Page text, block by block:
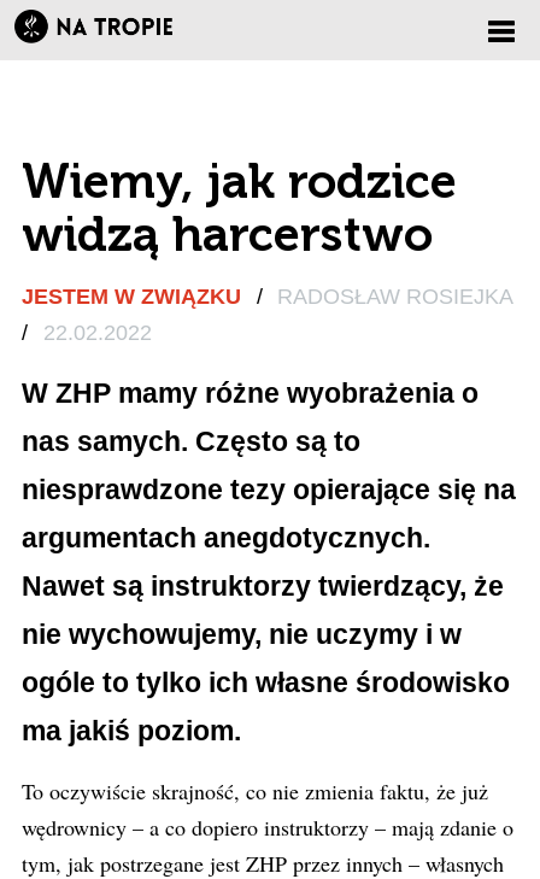
Wiemy, jak rodzice
widzą harcerstwo
JESTEM W ZWIĄZKU /
RADOSŁAW ROSIEJKA
/
22.02.2022
W ZHP mamy różne wyobrażenia o
nas samych. Często są to
niesprawdzone tezy opierające się na
argumentach anegdotycznych.
Nawet są instruktorzy twierdzący, że
nie wychowujemy, nie uczymy i w
ogóle to tylko ich własne środowisko
ma jakiś poziom.
To oczywiście skrajność, co nie zmienia faktu, że już
wędrownicy – a co dopiero instruktorzy – mają zdanie o
tym, jak postrzegane jest ZHP przez innych – własnych